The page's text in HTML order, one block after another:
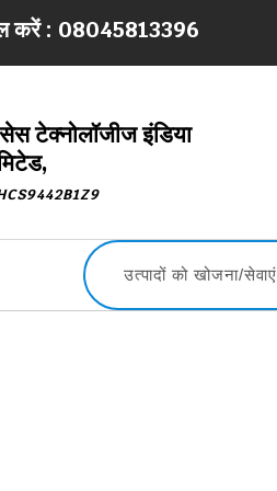
करें : 08045813396
टेक्नोलॉजीज इंडिया